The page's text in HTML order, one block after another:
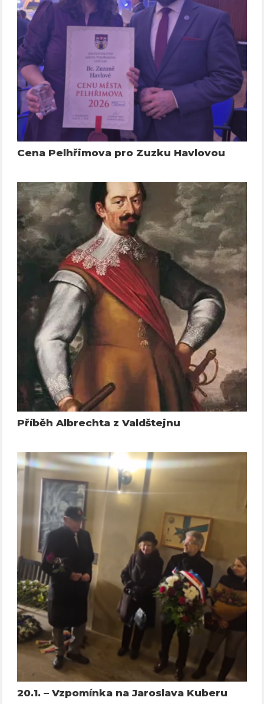
Cena Pelhřimova pro Zuzku Havlovou
Příběh Albrechta z Valdštejnu
20.1. – Vzpomínka na Jaroslava Kuberu